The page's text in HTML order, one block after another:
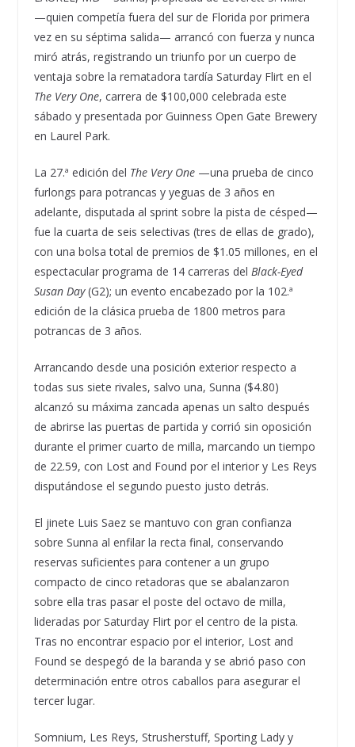
—quien competía fuera del sur de Florida por primera
vez en su séptima salida— arrancó con fuerza y ​​nunca
miró atrás, registrando un triunfo por un cuerpo de
ventaja sobre la rematadora tardía Saturday Flirt en el
The Very One, carrera de $100,000 celebrada este
sábado y presentada por Guinness Open Gate Brewery
en Laurel Park.
La 27.ª edición del The Very One—una prueba de cinco
furlongs para potrancas y yeguas de 3 años en
adelante, disputada al sprint sobre la pista de césped—
fue la cuarta de seis selectivas (tres de ellas de grado),
con una bolsa total de premios de $1.05 millones, en el
espectacular programa de 14 carreras del Black-Eyed
Susan Day(G2); un evento encabezado por la 102.ª
edición de la clásica prueba de 1800 metros para
potrancas de 3 años.
Arrancando desde una posición exterior respecto a
todas sus siete rivales, salvo una, Sunna ($4.80)
alcanzó su máxima zancada apenas un salto después
de abrirse las puertas de partida y corrió sin oposición
durante el primer cuarto de milla, marcando un tiempo
de 22.59, con Lost and Found por el interior y Les Reys
disputándose el segundo puesto justo detrás.
El jinete Luis Saez se mantuvo con gran confianza
sobre Sunna al enfilar la recta final, conservando
reservas suficientes para contener a un grupo
compacto de cinco retadoras que se abalanzaron
sobre ella tras pasar el poste del octavo de milla,
lideradas por Saturday Flirt por el centro de la pista.
Tras no encontrar espacio por el interior, Lost and
Found se despegó de la baranda y se abrió paso con
determinación entre otros caballos para asegurar el
tercer lugar.
Somnium, Les Reys, Strusherstuff, Sporting Lady y